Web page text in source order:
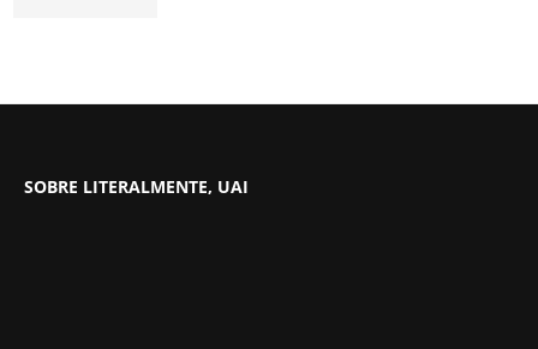
SOBRE LITERALMENTE, UAI